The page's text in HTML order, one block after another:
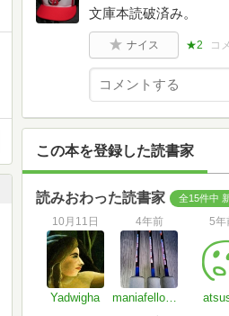
文庫本読破済み。
ナイス ★2 コ
この本を登録した読書家
読みおわった読書家 全15件中
10月11日
Yadwigha
4年前
maniafellows53
5年